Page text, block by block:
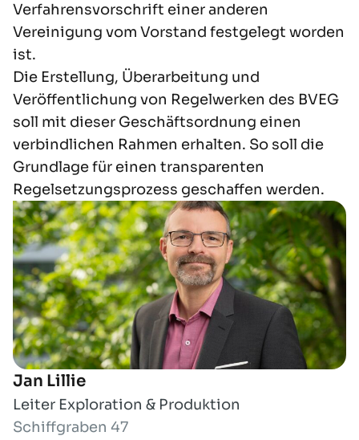
Verfahrensvorschrift einer anderen
Vereinigung vom Vorstand festgelegt worden
ist.
Die Erstellung, Überarbeitung und
Veröffentlichung von Regelwerken des BVEG
soll mit dieser Geschäftsordnung einen
verbindlichen Rahmen erhalten. So soll die
Grundlage für einen transparenten
Regelsetzungsprozess geschaffen werden.
Jan Lillie
Leiter Exploration & Produktion
Schiffgraben 47